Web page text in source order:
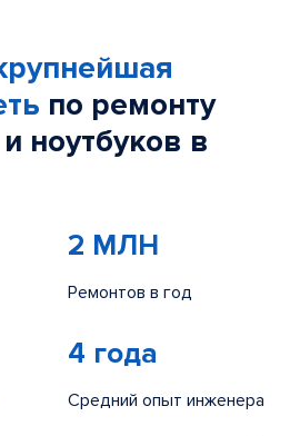
по ремонту
ноутбуков в
2 МЛН
Ремонтов в год
4 года
Средний опыт инженера